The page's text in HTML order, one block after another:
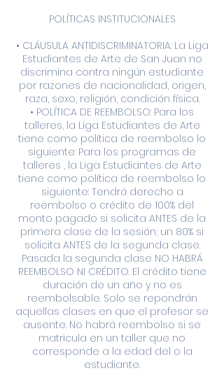
POLÍTICAS INSTITUCIONALES
• CLÁUSULA ANTIDISCRIMINATORIA: La Liga
Estudiantes de Arte de San Juan no
discrimina contra ningún estudiante
por razones de nacionalidad, origen,
raza, sexo, religión, condición física.
• POLÍTICA DE REEMBOLSO: Para los
talleres, la Liga Estudiantes de Arte
tiene como política de reembolso lo
siguiente: Para los programas de
talleres , la Liga Estudiantes de Arte
tiene como política de reembolso lo
siguiente: Tendrá derecho a
reembolso o crédito de 100% del
monto pagado si solicita ANTES de la
primera clase de la sesión; un 80% si
solicita ANTES de la segunda clase.
Pasada la segunda clase NO HABRÁ
REEMBOLSO NI CRÉDITO. El crédito tiene
duración de un año y no es
reembolsable. Solo se repondrán
aquellas clases en que el profesor se
ausente. No habrá reembolso si se
matricula en un taller que no
corresponde a la edad del o la
estudiante.